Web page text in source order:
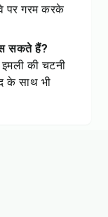
पर गरम करके
सकते हैं?
की चटनी
के साथ भी